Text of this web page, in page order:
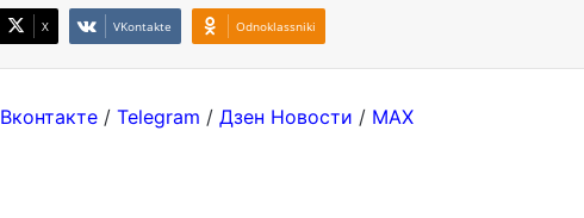
X VKontakte Odnoklassniki
Вконтакте/ Telegram / Дзен Новости / MAX